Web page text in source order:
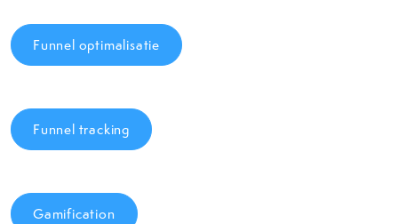
Funnel optimalisatie
Funnel tracking
Gamification